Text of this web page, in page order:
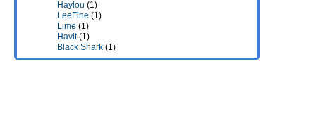
Haylou (1)
LeeFine (1)
Lime (1)
Havit(1)
Black Shark (1)